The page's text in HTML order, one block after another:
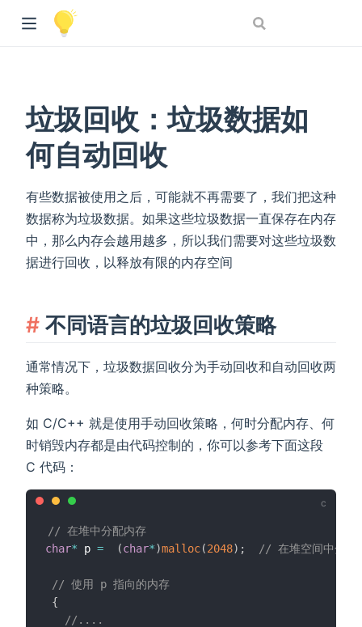
垃圾回收：垃圾数据如
何自动回收
有些数据被使用之后，可能就不再需要了，我们把这种
数据称为垃圾数据。如果这些垃圾数据一直保存在内存
中，那么内存会越用越多，所以我们需要对这些垃圾数
据进行回收，以释放有限的内存空间
不同语言的垃圾回收策略
通常情况下，垃圾数据回收分为手动回收和自动回收两
种策略。
如 C/C++ 就是使用手动回收策略，何时分配内存、何
时销毁内存都是由代码控制的，你可以参考下面这段
C 代码：
// 在堆中分配内存
char* p = (char*)malloc(2048) ; // 在堆空间中分配
// 使用 p 指向的内存
{
//....